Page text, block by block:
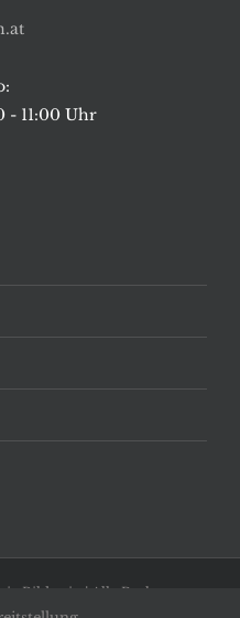
- 11:00 Uhr
Bildstein | Alle Rechte